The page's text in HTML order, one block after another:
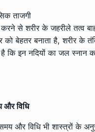
ताजगी
करने से शरीर के जहरीले तत्व
को बेहतर बनाता है, शरीर के
है कि इन नदियों का जल स्नान
विधि
और विधि भी शास्त्रों के